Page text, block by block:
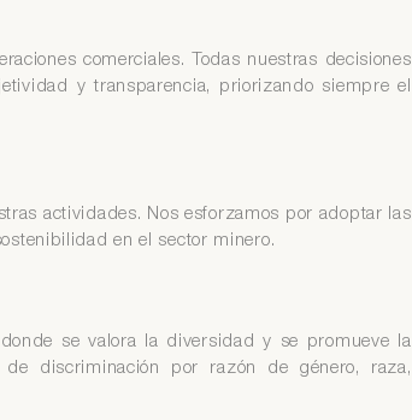
comerciales. Todas nuestras decisiones
y transparencia, priorizando siempre el
actividades. Nos esforzamos por adoptar las
en el sector minero.
se valora la diversidad y se promueve la
discriminación por razón de género, raza,